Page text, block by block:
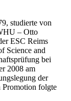
studierte von
– Otto
ESC Reims
Science and
bei
2008 am
der
Promotion folgte